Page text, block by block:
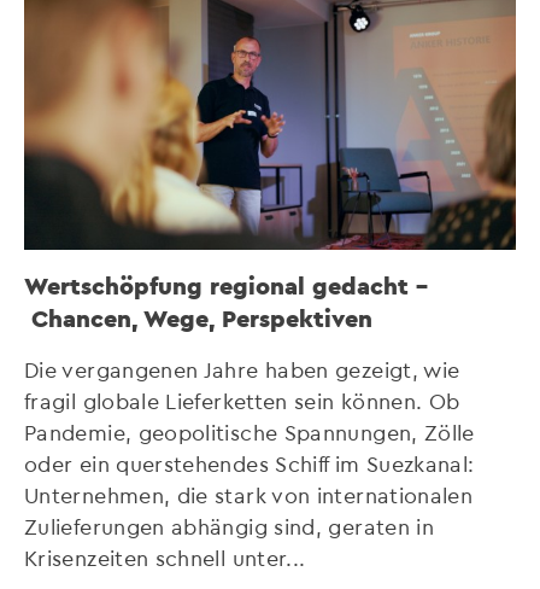
Wertschöpfung regional gedacht –
Chancen, Wege, Perspektiven
Die vergangenen Jahre haben gezeigt, wie
fragil globale Lieferketten sein können. Ob
Pandemie, geopolitische Spannungen, Zölle
oder ein querstehendes Schiff im Suezkanal:
Unternehmen, die stark von internationalen
Zulieferungen abhängig sind, geraten in
Krisenzeiten schnell unter...